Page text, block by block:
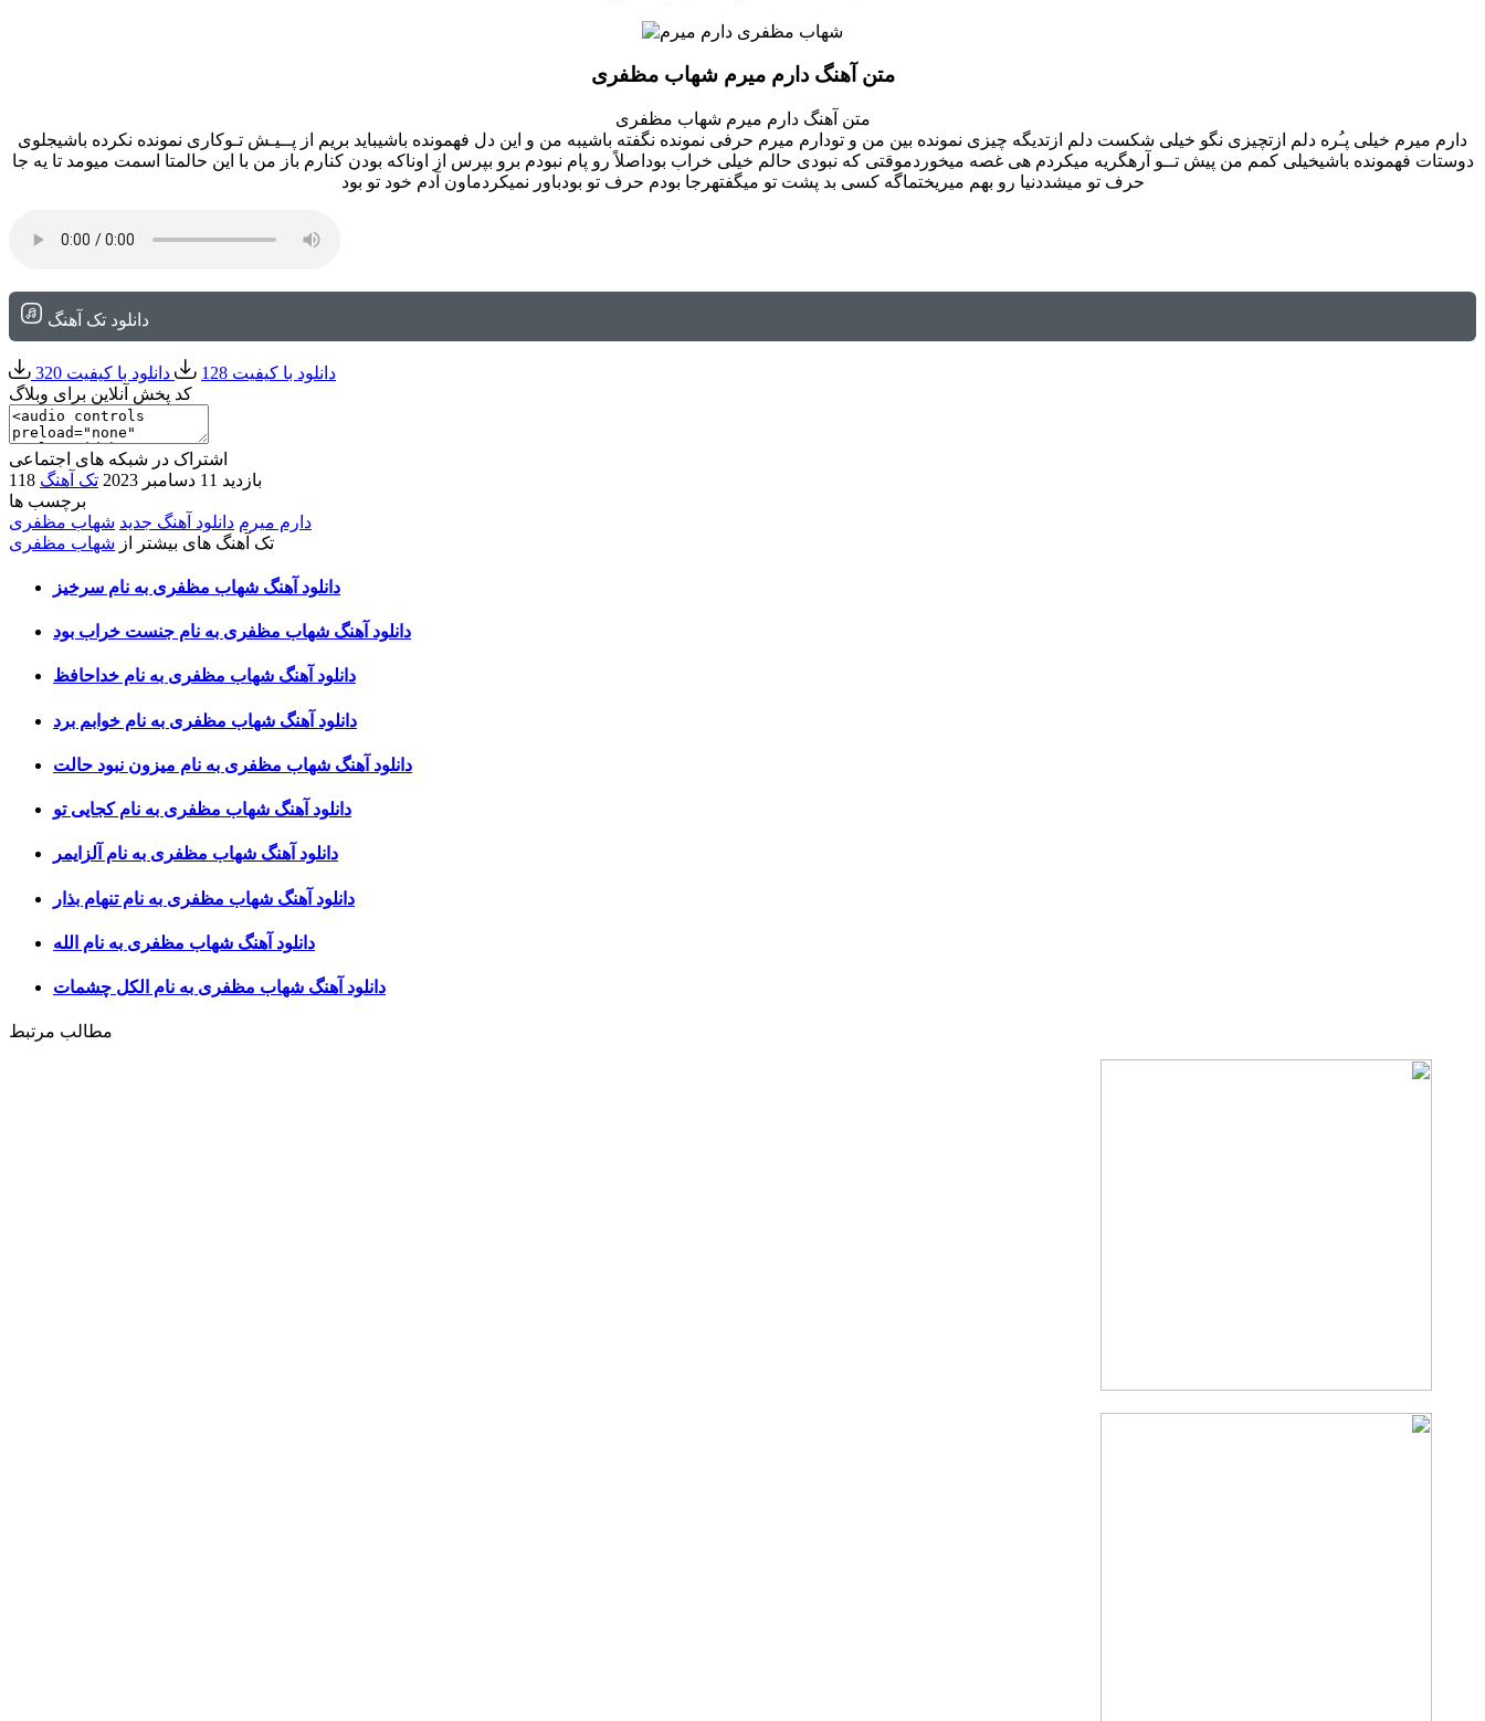
متن آهنگ دارم میرم شهاب مظفری
متن آهنگ دارم میرم شهاب مظفری
دارم میرم خیلی پـُره دلم ازتچیزی نگو خیلی شکست دلم ازتدیگه چیزی نمونده بین من و تودارم میرم حرفی نمونده نگفته باشیبه من و این دل فهمونده باشیباید بریم از پــیـش تـوکاری نمونده نکرده باشیجلوی
دوستات فهمونده باشیخیلی کمم من پیش تــو آرهگریه میکردم هی غصه میخوردموقتی که نبودی حالم خیلی خراب بوداصلاً رو پام نبودم برو بپرس از اوناکه بودن کنارم باز من با این حالمتا اسمت میومد تا یه جا
حرف تو میشددنیا رو بهم میریختماگه کسی بد پشت تو میگفتهرجا بودم حرف تو بودباور نمیکردماون آدم خود تو بود
دانلود تک آهنگ
دانلود با کیفیت 128
دانلود با کیفیت 320
کد پخش آنلاین برای وبلاگ
اشتراک در شبکه های اجتماعی
118 بازدید 11 دسامبر 2023
تک آهنگ
برچسب ها
دارم میرم دانلود آهنگ جدید شهاب مظفری
تک آهنگ های بیشتر از شهاب مظفری
دانلود آهنگ شهاب‌ مظفری به نام سرخیز
دانلود آهنگ شهاب مظفری به نام جنست خراب بود
دانلود آهنگ شهاب مظفری به نام خداحافظ
دانلود آهنگ شهاب مظفری به نام خوابم برد
دانلود آهنگ شهاب مظفری به نام میزون نبود حالت
دانلود آهنگ شهاب مظفری به نام کجایی تو
دانلود آهنگ شهاب مظفری به نام آلزایمر
دانلود آهنگ شهاب مظفری به نام تنهام بذار
دانلود آهنگ شهاب مظفری به نام الله
دانلود آهنگ شهاب مظفری به نام الکل چشمات
مطالب مرتبط